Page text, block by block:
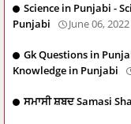
Science in Punjabi -
Punjabi
June 06, 2022
Gk Questions in
Knowledge in Punjabi
ਸਮਾਸੀ ਸ਼ਬਦ Samasi